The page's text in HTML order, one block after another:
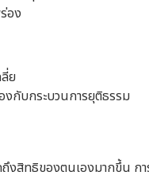
อง
ย
งกับกระบวนการยุติธรรม
งสิทธิของตนเองมากขึ้น